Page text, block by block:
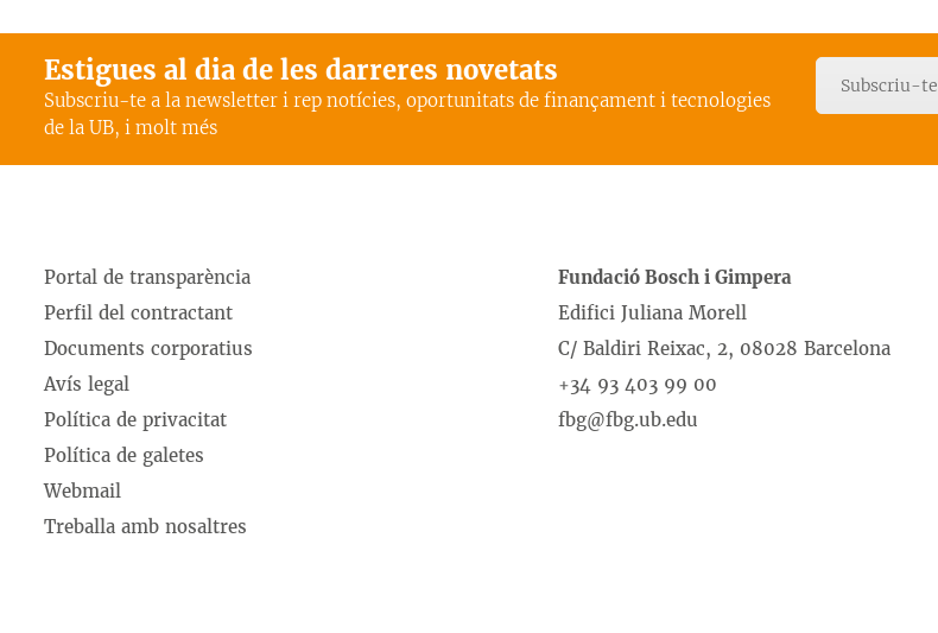
Estigues al dia de les darreres novetats
Subscriu-te a la newsletter i rep notícies, oportunitats de finançament i tecnologies
de la UB, i molt més
Subscriu-te
Portal de transparència
Perfil del contractant
Documents corporatius
Avís legal
Política de privacitat
Política de galetes
Webmail
Treballa amb nosaltres
Fundació Bosch i Gimpera
Edifici Juliana Morell
C/ Baldiri Reixac, 2, 08028 Barcelona
+34 93 403 99 00
fbg@fbg.ub.edu